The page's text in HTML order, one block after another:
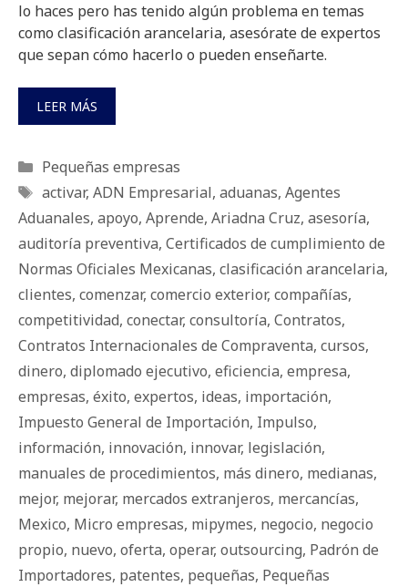
lo haces pero has tenido algún problema en temas
como clasificación arancelaria, asesórate de expertos
que sepan cómo hacerlo o pueden enseñarte.
LEER MÁS
Categorías
Pequeñas empresas
Etiquetas
activar, ADN Empresarial, aduanas, Agentes
Aduanales, apoyo, Aprende, Ariadna Cruz, asesoría,
auditoría preventiva, Certificados de cumplimiento de
Normas Oficiales Mexicanas, clasificación arancelaria,
clientes, comenzar, comercio exterior, compañías,
competitividad, conectar, consultoría, Contratos,
Contratos Internacionales de Compraventa, cursos,
dinero, diplomado ejecutivo, eficiencia, empresa,
empresas, éxito, expertos, ideas, importación,
Impuesto General de Importación, Impulso,
información, innovación, innovar, legislación,
manuales de procedimientos, más dinero, medianas,
mejor, mejorar, mercados extranjeros, mercancías,
Mexico, Micro empresas, mipymes, negocio, negocio
propio, nuevo, oferta, operar, outsourcing, Padrón de
Importadores, patentes, pequeñas, Pequeñas